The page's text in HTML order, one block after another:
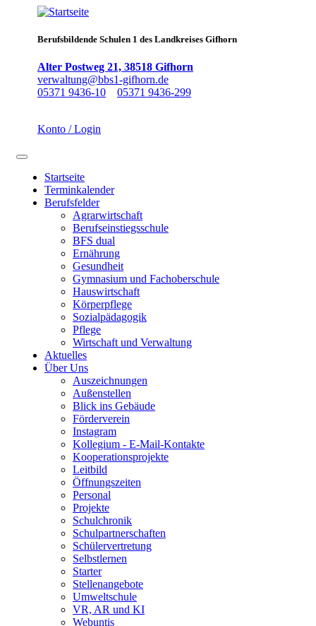
Berufsbildende Schulen 1 des Landkreises Gifhorn
Alter Postweg 21, 38518 Gifhorn
verwaltung@bbs1-gifhorn.de
05371 9436-10
05371 9436-299
Konto / Login
Navigation aktivieren/deaktivieren
Main
navigation
Startseite
Terminkalender
Berufsfelder
Agrarwirtschaft
Berufseinstiegsschule
BFS dual
Ernährung
Gesundheit
Gymnasium und Fachoberschule
Hauswirtschaft
Körperpflege
Sozialpädagogik
Pflege
Wirtschaft und Verwaltung
Aktuelles
Über Uns
Auszeichnungen
Außenstellen
Blick ins Gebäude
Förderverein
Instagram
Kollegium - E-Mail-Kontakte
Kooperationsprojekte
Leitbild
Öffnungszeiten
Personal
Projekte
Schulchronik
Schulpartnerschaften
Schülervertretung
Selbstlernen
Starter
Stellenangebote
Umweltschule
VR, AR und KI
Webuntis